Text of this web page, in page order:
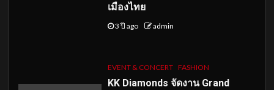
เมืองไทย
3 ปี ago admin
EVENT & CONCERT FASHION
KK Diamonds จัดงาน Grand